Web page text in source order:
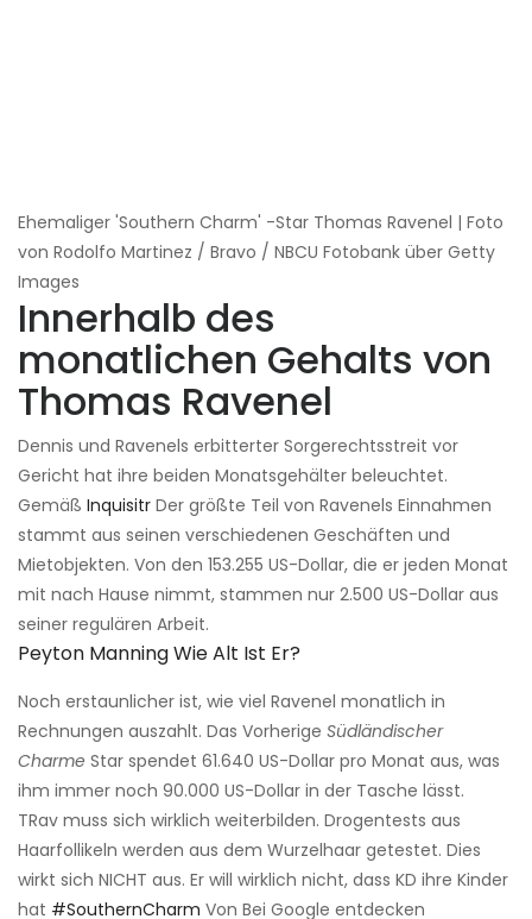
Ehemaliger 'Southern Charm' -Star Thomas Ravenel | Foto
von Rodolfo Martinez / Bravo / NBCU Fotobank über Getty
Images
Innerhalb des
monatlichen Gehalts von
Thomas Ravenel
Dennis und Ravenels erbitterter Sorgerechtsstreit vor
Gericht hat ihre beiden Monatsgehälter beleuchtet.
Gemäß Inquisitr Der größte Teil von Ravenels Einnahmen
stammt aus seinen verschiedenen Geschäften und
Mietobjekten. Von den 153.255 US-Dollar, die er jeden Monat
mit nach Hause nimmt, stammen nur 2.500 US-Dollar aus
seiner regulären Arbeit.
Peyton Manning Wie Alt Ist Er?
Noch erstaunlicher ist, wie viel Ravenel monatlich in
Rechnungen auszahlt. Das Vorherige Südländischer
Charme Star spendet 61.640 US-Dollar pro Monat aus, was
ihm immer noch 90.000 US-Dollar in der Tasche lässt.
TRav muss sich wirklich weiterbilden. Drogentests aus
Haarfollikeln werden aus dem Wurzelhaar getestet. Dies
wirkt sich NICHT aus. Er will wirklich nicht, dass KD ihre Kinder
hat #SouthernCharm Von Bei Google entdecken